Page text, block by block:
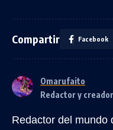
Compartir Facebook
Omarufaito
Redactor y
Redactor del mundo